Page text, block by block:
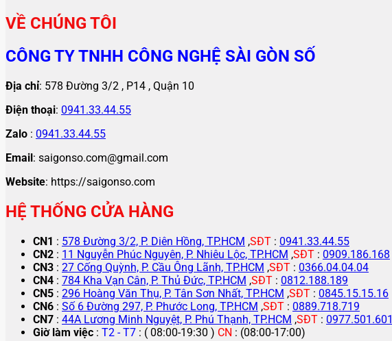
VỀ CHÚNG TÔI
CÔNG TY TNHH CÔNG NGHỆ SÀI GÒN SỐ
Địa chỉ: 578 Đường 3/2 , P14 , Quận 10
Điện thoại: 0941.33.44.55
Zalo : 0941.33.44.55
Email: saigonso.com@gmail.com
Website: https://saigonso.com
HỆ THỐNG CỬA HÀNG
CN1 : 578 Đường 3/2, P. Diên Hồng, TP.HCM ,SĐT : 0941.33.44.55
CN2 : 11 Nguyễn Phúc Nguyên, P. Nhiêu Lộc, TP.HCM ,SĐT : 0909.186.168
CN3 : 27 Cống Quỳnh, P. Cầu Ông Lãnh, TP.HCM ,SĐT : 0366.04.04.04
CN4 : 784 Kha Vạn Cân, P. Thủ Đức, TP.HCM ,SĐT : 0812.188.189
CN5 : 296 Hoàng Văn Thụ, P. Tân Sơn Nhất, TP.HCM ,SĐT : 0845.15.15.16
CN6 : Số 6 Đường 297, P. Phước Long, TP.HCM ,SĐT : 0889.718.719
CN7 : 44A Lương Minh Nguyệt, P. Phú Thạnh, TP.HCM ,SĐT : 0977.501.601
Giờ làm việc : T2 - T7 : ( 08:00-19:30 ) CN : (08:00-17:00)